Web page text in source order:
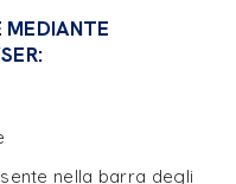
MEDIANTE
nella barra degli